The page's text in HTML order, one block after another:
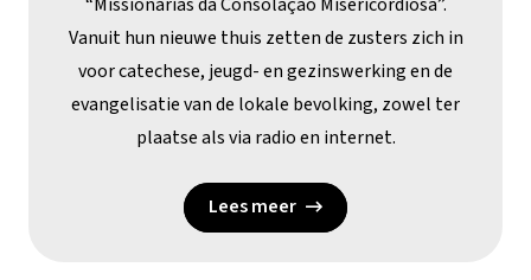
Vanuit hun nieuwe thuis zetten de zusters zich in
voor catechese, jeugd- en gezinswerking en de
evangelisatie van de lokale bevolking, zowel ter
plaatse als via radio en internet.
Lees meer